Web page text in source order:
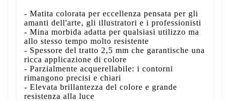
- Matita colorata per eccellenza pensata per gli
amanti dell'arte, gli illustratori e i professionisti
- Mina morbida adatta per qualsiasi utilizzo ma
allo stesso tempo molto resistente
- Spessore del tratto 2,5 mm che garantische una
ricca applicazione di colore
- Parzialmente acquerellabile: i contorni
rimangono precisi e chiari
- Elevata brillantezza del colore e grande
resistenza alla luce